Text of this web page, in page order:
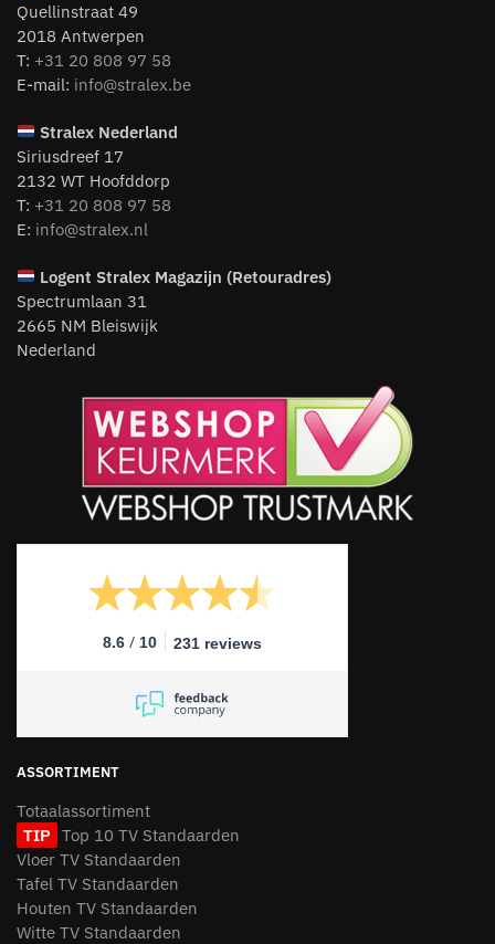
Quellinstraat 49
2018 Antwerpen
T: +31 20 808 97 58
E-mail: info@stralex.be
Stralex Nederland
Siriusdreef 17
2132 WT Hoofddorp
T: +31 20 808 97 58
E: info@stralex.nl
LogentStralex Magazijn (Retouradres)
Spectrumlaan 31
2665 NM Bleiswijk
Nederland
8.6 / 10 231 reviews
ASSORTIMENT
Totaalassortiment
TIP Top 10 TV Standaarden
Vloer TV Standaarden
Tafel TV Standaarden
Houten TV Standaarden
Witte TV Standaarden